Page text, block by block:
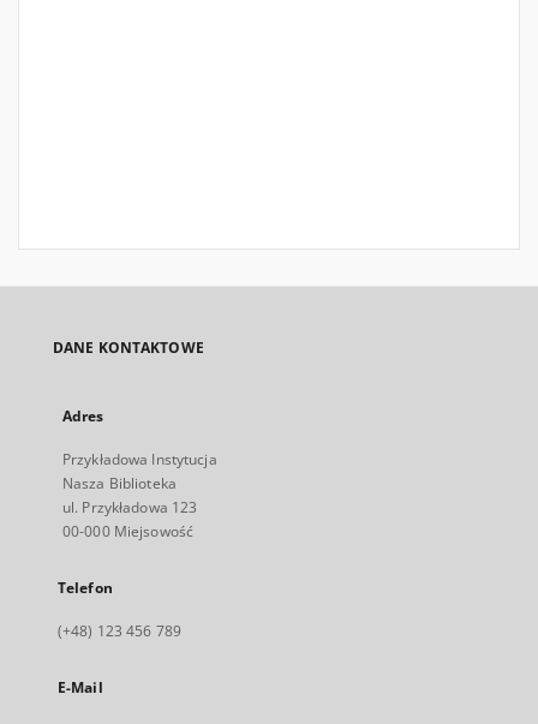
DANE KONTAKTOWE
Adres
Przykładowa Instytucja
Nasza Biblioteka
ul. Przykładowa 123
00-000 Miejsowość
Telefon
(+48) 123 456 789
E-Mail